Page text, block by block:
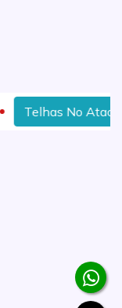
Atacado Em Rio